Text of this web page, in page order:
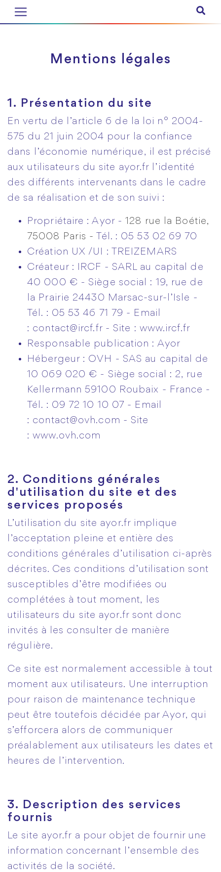
Mentions légales
1. Présentation du site
En vertu de l’article 6 de la loi n° 2004-
575 du 21 juin 2004 pour la confiance
dans l’économie numérique, il est précisé
aux utilisateurs du site ayor.fr l’identité
des différents intervenants dans le cadre
de sa réalisation et de son suivi :
Propriétaire : Ayor -128 rue la Boétie,
75008 Paris - Tél. : 05 53 02 69 70
Création UX /UI : TREIZEMARS
Créateur : IRCF - SARL au capital de
40 000 € - Siège social : 19, rue de
la Prairie 24430 Marsac-sur-l’Isle -
Tél. : 05 53 46 71 79 - Email
: contact@ircf.fr - Site : www.ircf.fr
Responsable publication : Ayor
Hébergeur : OVH - SAS au capital de
10 069 020 € - Siège social : 2, rue
Kellermann 59100 Roubaix - France -
Tél. : 09 72 10 10 07 - Email
: contact@ovh.com - Site
:www.ovh.com
2. Conditions générales
d'utilisation du site et des
services proposés
L’utilisation du site ayor.fr implique
l’acceptation pleine et entière des
conditions générales d’utilisation ci-après
décrites. Ces conditions d’utilisation sont
susceptibles d’être modifiées ou
complétées à tout moment, les
utilisateurs du site ayor.fr sont donc
invités à les consulter de manière
régulière.
Ce site est normalement accessible à tout
moment aux utilisateurs. Une interruption
pour raison de maintenance technique
peut être toutefois décidée par Ayor, qui
s’efforcera alors de communiquer
préalablement aux utilisateurs les dates et
heures de l’intervention.
3. Description des services
fournis
Le site ayor.fr a pour objet de fournir une
information concernant l’ensemble des
activités de la société.